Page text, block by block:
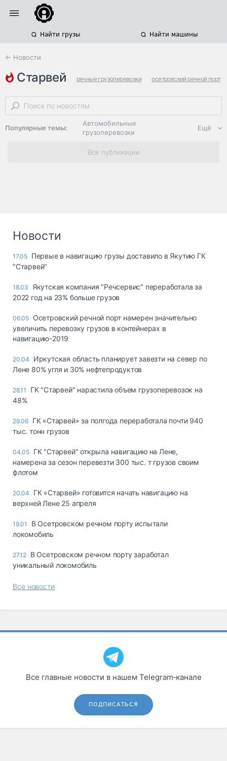
Найти грузы Найти машины
← Новости
старвей речные грузоперевозки осетровский речной порт
река лена
Популярные темы:
Автомобильные
грузоперевозки
Региональная
логистика
опасные грузы
страхование
Склады и
грузовые
транспорт
Топливо, масла и
Ещё
Все публикации
Новости
17.05 Первые в навигацию грузы доставило в Якутию ГК
"Старвей"
18.03
Якутская компания "Речсервис" переработала за
2022 год на 23% больше грузов
06.05 Осетровский речной порт намерен значительно
увеличить перевозку грузов в контейнерах в
навигацию-2019
20.04
Иркутская область планирует завезти на север по
Лене 80% угля и 30% нефтепродуктов
28.11
ГК "Старвей" нарастила объем грузоперевозок на
48%
29.06 ГК «Старвей» за полгода переработала почти 940
тыс. тонн грузов
04.05 ГК "Старвей" открыла навигацию на Лене,
намерена за сезон перевезти 300 тыс. т грузов своим
флотом
20.04
ГК «Старвей» готовится начать навигацию на
верхней Лене 25 апреля
19.01
В Осетровском речном порту испытали
локомобиль
27.12 В Осетровском речном порту заработал
уникальный локомобиль
Все новости
Все главные новости в нашем Telegram‑канале
ПОДПИСАТЬСЯ